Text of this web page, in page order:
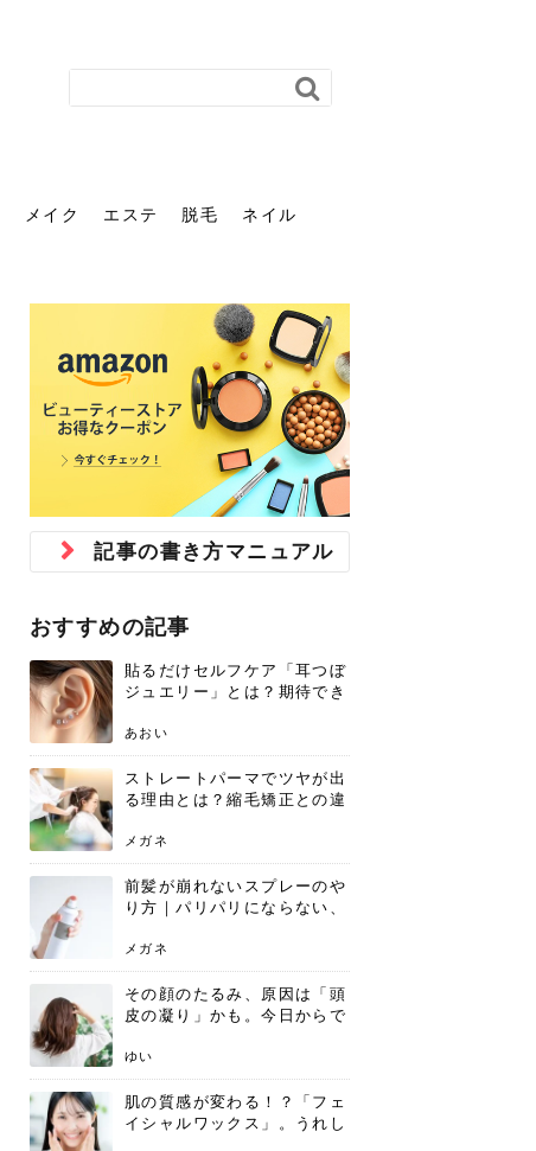
花粉で髪がパサパサするの
はなぜ？原因と落とし方・
防ぎ方を紹介
花粉の季節になると、髪がパサつく、
ありま...
さくら
肌に合う髪色、どう見つけ
る？「イエベ」「ブルベ」
診断と...
美容室で素敵なヘアカラーに染めても
「なん...
かえで
40代のパーマがダレる原因
とは？自宅でできる復活術
と長...
パーマをかけたばかりなのに、もうカ
はいな...
メガネ
前髪を薄くするための美容
院の頼み方とは？失敗しな
いため...
前髪は薄くしたほうが今風でおしゃれ
たいと...
かえで
ヘッドスパで頭皮をケアし
よう！ヘッドスパの効果と
おすすめの人
普段目に見えない頭皮ですが、何のケ
積して...
yukarin
ストレスで髪の毛はどう変
わる？抜け毛・パサつきの
原因と...
最近、髪のツヤがなくなったという方
は、スト...
さくら
40代の髪を悩みに最適！韓
国発「ダリーフ」でヘアセ
ット...
韓国コスメを使うのは若い子だけだと
グラム...
さくら
メイク
「おしゃれ」と「身だしな
み」は違う。相手に信頼感
を与え...
新しい環境に臨むとき、多くの人が意
メイク...
さな
エステ
エステの勧誘が怖い人へ。
断ることは悪くない。自分
を守る...
「初回限定〇〇円！」そんなお得な体
に弱い...
さな
脱毛
「今さら」なんて言わせな
い。40代のVIO・顔脱毛、
賢...
40代になって、ふと自分のムダ毛のこ
毛を...
さな
ネイル
オフィスネイルでも「キラ
キラ」はOK？派手に見えな
い上...
仕事中も、ふとした瞬間に自分の指先
く「キ...
あおい
ジュベルック スキンの効果
とは？毛穴・ニキビ跡への
ニキビ跡の凸凹をどうにかしたいと、
肌の質感でお悩みではないでしょう
か？肌に...
ゆい
本気の痩身と体質改善に。
アーユルヴェーダに基づく
自己流のダイエットではなかなか落ち
ない、頑固な脂肪やセルライトを、本
気で体...
さな
記事の書き方マニュアル
おすすめの記事
貼るだけセルフケア「耳つぼ
ジュエリー」とは？期待でき
あおい
ストレートパーマでツヤが出
る理由とは？縮毛矯正との違
メガネ
前髪が崩れないスプレーのや
り方｜パリパリにならない、
メガネ
その顔のたるみ、原因は「頭
皮の凝り」かも。今日からで
サージ
ゆい
肌の質感が変わる！？「フェ
イシャルワックス」。うれし